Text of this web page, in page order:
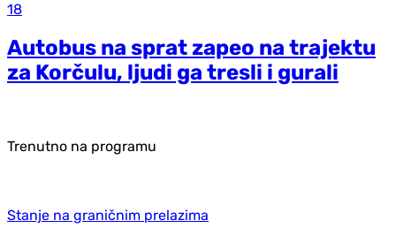
18
Autobus na sprat zapeo na trajektu
za Korčulu, ljudi ga tresli i gurali
Trenutno na programu
Stanje na graničnim prelazima